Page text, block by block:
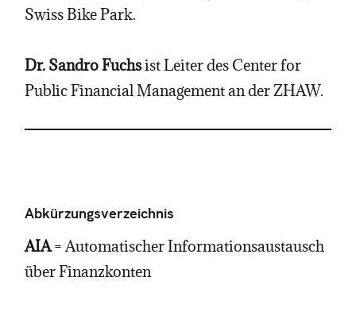
Swiss Bike Park.
Dr. Sandro Fuchsist Leiter des Center for
Public Financial Management an der ZHAW.
Abkürzungsverzeichnis
AIA= Automatischer Informationsaustausch
über Finanzkonten